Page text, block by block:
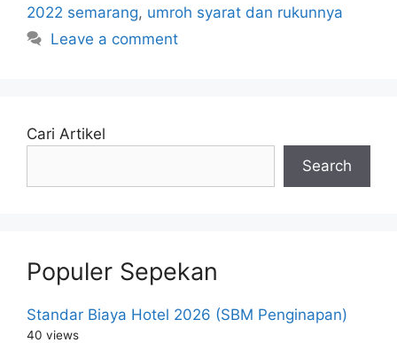
2022 semarang, umroh syarat dan rukunnya
Leave a comment
Cari Artikel
Search
Populer Sepekan
Standar Biaya Hotel 2026 (SBM Penginapan)
40 views